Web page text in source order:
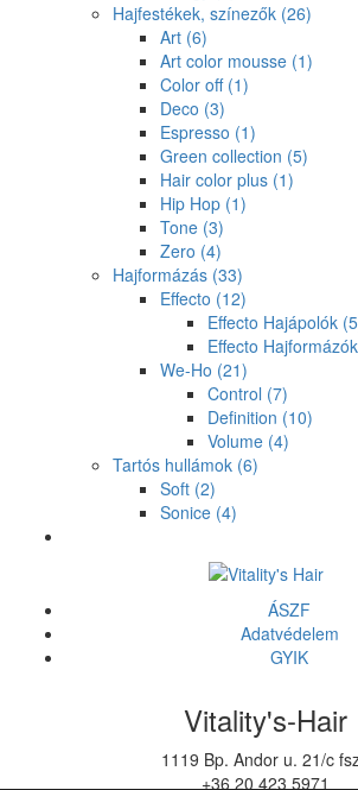
Hajfestékek, színezők (26)
Art (6)
Art color mousse (1)
Color off (1)
Deco (3)
Espresso (1)
Green collection (5)
Hair color plus (1)
Hip Hop (1)
Tone (3)
Zero (4)
Hajformázás (33)
Effecto (12)
Effecto Hajápolók
Effecto Hajformázók
We-Ho (21)
Control (7)
Definition (10)
Volume (4)
Tartós hullámok (6)
Soft (2)
Sonice (4)
ÁSZF
Adatvédelem
GYIK
Vitality's-Hair
1119 Bp. Andor u. 21/c
+36 20 423 5971